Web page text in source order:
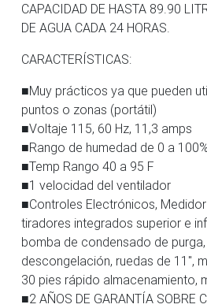
CAPACIDAD DE HASTA 89.90
DE AGUA CADA 24 HORAS.
CARACTERÍSTICAS:
■Muy prácticos ya que pueden
puntos o zonas (portátil)
■Voltaje 115, 60 Hz, 11,3 amps
■Rango de humedad de 0 a
■Temp Rango 40 a 95 F
■1 velocidad del ventilador
■Controles Electrónicos,
tiradores integrados superior e
bomba de condensado de
descongelación, ruedas de 11″,
30 pies rápido almacenamiento,
■2 AÑOS DE GARANTÍA SOBRE